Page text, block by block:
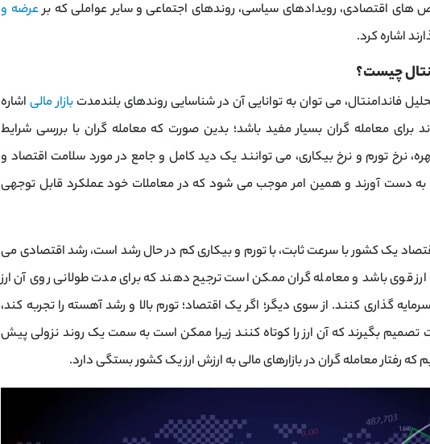
اقتصادی، رویدادهای سیاسی، روندهای اجتماعی و سایر عواملی که برعرضه و
اشاره کرد.
چیست؟
فاندامنتال، می توان به توانایی آن در شناسایی روندهای بلندمدت بازار مالیاشاره
برای معامله گران بسیار مفید باشد؛ بدین صورت که معامله گران با بررسی شرایط
نرخ تورم و نرخ بیکاری، می توانند یک دید کامل و جامع در مورد سلامت اقتصاد و
به دست آورند و همین امر موجب می شود که در معاملات خود عملکرد قابل توجهی
یک کشور با سرعت ثابت، با تورم و بیکاری کم در حال رشد است، رشد اقتصادی می
قوی باشد و معامله گران ممکن است ترجیح دهند که برای مدت طولانی روی آن ارز
گذاری کنند. از سوی دیگر؛ اگر یک اقتصاد؛ تورم بالا و رشد آهسته را تجربه کند،
بگیرند که آن ارز را کوتاه کنند زیرا ممکن است به سمت یک روند نزولی پیش
رفتار معامله گران در بازارهای مالی به ارزش ارز یک کشور بستگی دارد.